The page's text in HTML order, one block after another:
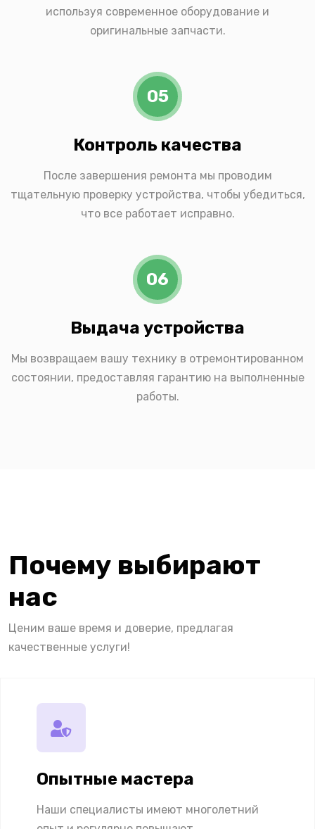
используя современное оборудование и
оригинальные запчасти.
05
Контроль качества
После завершения ремонта мы проводим
тщательную проверку устройства, чтобы убедиться,
что все работает исправно.
06
Выдача устройства
Мы возвращаем вашу технику в отремонтированном
состоянии, предоставляя гарантию на выполненные
работы.
Почему выбирают
нас
Ценим ваше время и доверие, предлагая
качественные услуги!
Опытные мастера
Наши специалисты имеют многолетний